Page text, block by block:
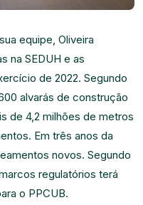
equipe, Oliveira
na SEDUH e as
de 2022. Segundo
alvarás de construção
de 4,2 milhões de metros
Em três anos da
novos. Segundo
regulatórios terá
o PPCUB.